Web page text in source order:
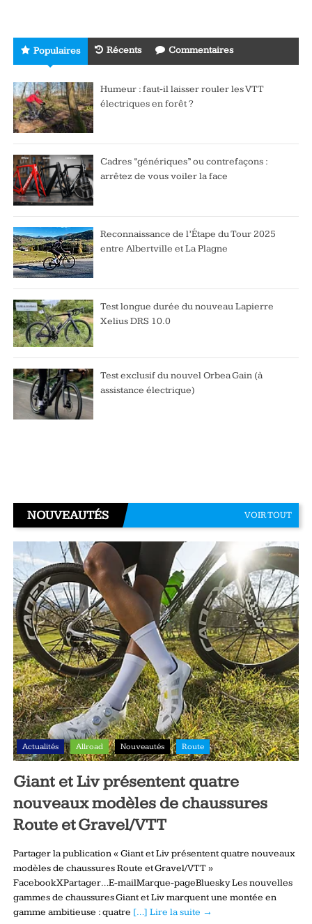
Populaires Récents Commentaires
Humeur : faut-il laisser rouler les VTT
électriques en forêt ?
Cadres “génériques” ou contrefaçons :
arrêtez de vous voiler la face
Reconnaissance de l’Étape du Tour 2025
entre Albertville et La Plagne
Test longue durée du nouveau Lapierre
Xelius DRS 10.0
Test exclusif du nouvel Orbea Gain (à
assistance électrique)
NOUVEAUTÉS VOIR TOUT
Actualités Allroad Nouveautés Route
Giant et Liv présentent quatre
nouveaux modèles de chaussures
Route et Gravel/VTT
Partager la publication « Giant et Liv présentent quatre nouveaux
modèles de chaussures Route et Gravel/VTT »
FacebookXPartager…E-mailMarque-pageBluesky Les nouvelles
gammes de chaussures Giant et Liv marquent une montée en
gamme ambitieuse : quatre […] Lire la suite →